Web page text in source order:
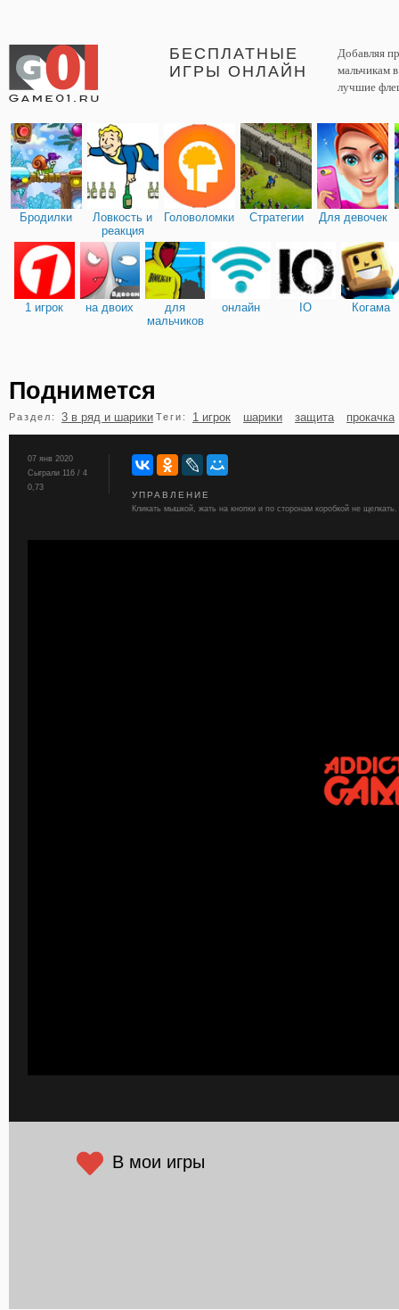
БЕСПЛАТНЫЕ
ИГРЫ ОНЛАЙН
Добавляя
мальчикам
лучшие
Бродилки
Ловкость и
реакция
Головоломки Стратегии Для девочек
1 игрок на двоих
для
мальчиков
онлайн IO Когама
бильярд карты
Поднимется
Раздел: 3 в ряд и шарики Теги: 1 игрок шарики защита прокачка
07 янв 2020
Сыграли 116 / 4
0,73
УПРАВЛЕНИЕ
Кликать мышкой, жать на кнопки и по сторонам коробкой не щелкать.
В мои игры